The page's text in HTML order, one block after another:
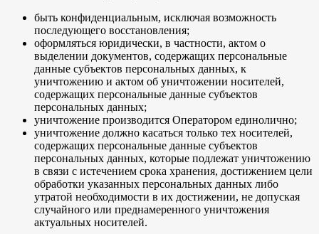
быть конфиденциальным, исключая возможность
последующего восстановления;
оформляться юридически, в частности, актом о
выделении документов, содержащих персональные
данные субъектов персональных данных, к
уничтожению и актом об уничтожении носителей,
содержащих персональные данные субъектов
персональных данных;
уничтожение производится Оператором единолично;
уничтожение должно касаться только тех носителей,
содержащих персональные данные субъектов
персональных данных, которые подлежат уничтожению
в связи с истечением срока хранения, достижением цели
обработки указанных персональных данных либо
утратой необходимости в их достижении, не допуская
случайного или преднамеренного уничтожения
актуальных носителей.